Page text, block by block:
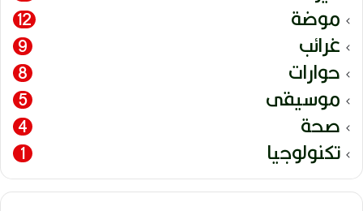
موضة 12
غرائب 9
حوارات 8
موسيقى 5
صحة 4
تكنولوجيا 1